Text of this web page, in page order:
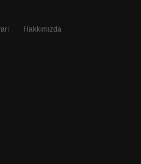
Hakkımızda